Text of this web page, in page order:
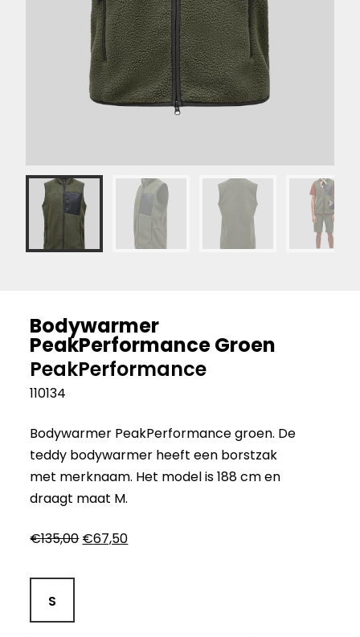
Bodywarmer
PeakPerformance Groen
PeakPerformance
110134
Bodywarmer PeakPerformance groen. De
teddy bodywarmer heeft een borstzak
met merknaam. Het model is 188 cm en
draagt maat M.
€135,00 Oorspronkelijke
€67,50Huidige
S